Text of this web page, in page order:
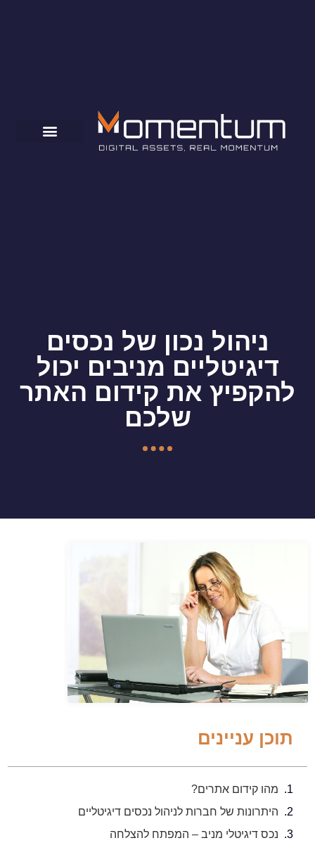
ניהול נכון של נכסים
דיגיטליים מניבים יכול
להקפיץ את קידום האתר
שלכם
תוכן עניינים
מהו קידום אתרים?
היתרונות של חברות לניהול נכסים דיגיטליים
נכס דיגיטלי מניב – המפתח להצלחה